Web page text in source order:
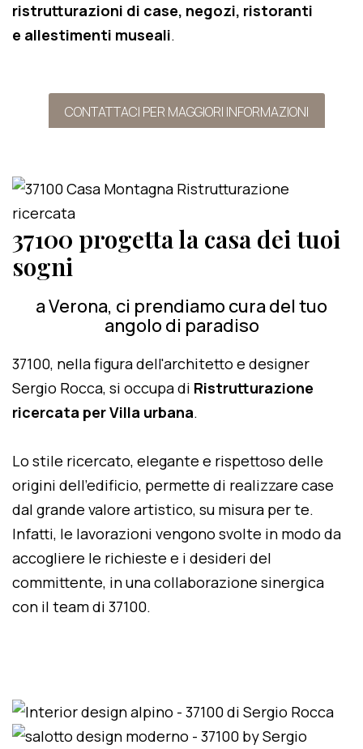
ristrutturazioni di case, negozi, ristoranti
e allestimenti museali.
CONTATTACI PER MAGGIORI INFORMAZIONI
37100 progetta la casa dei tuoi
sogni
a Verona, ci prendiamo cura del tuo
angolo di paradiso
37100, nella figura dell'architetto e designer
Sergio Rocca, si occupa di Ristrutturazione
ricercata per Villa urbana.
Lo stile ricercato, elegante e rispettoso delle
origini dell'edificio, permette di realizzare case
dal grande valore artistico, su misura per te.
Infatti, le lavorazioni vengono svolte in modo da
accogliere le richieste e i desideri del
committente, in una collaborazione sinergica
con il team di 37100.